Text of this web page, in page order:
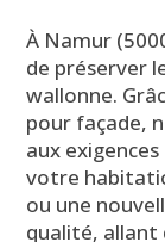
À Namur
de préserver
wallonne.
pour façade,
aux
votre
ou une
qualité, allant